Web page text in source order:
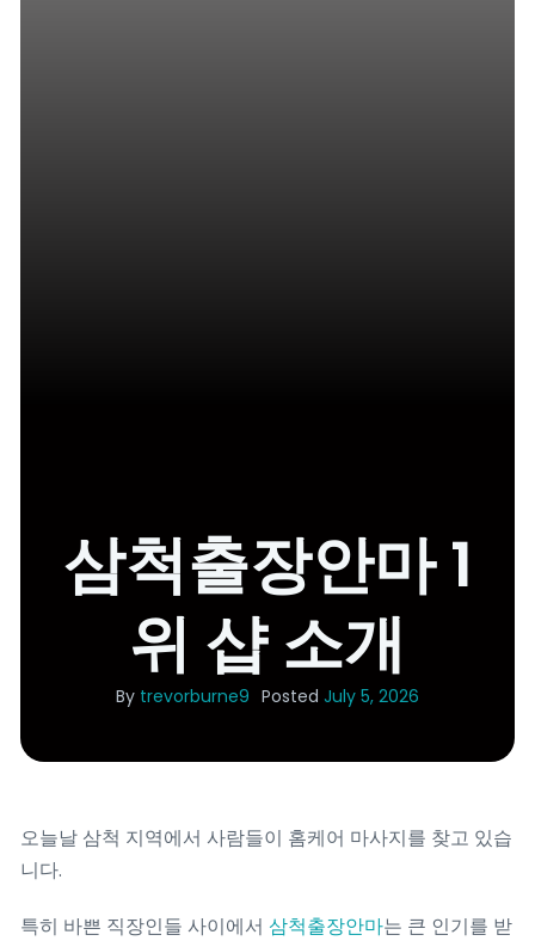
삼척출장안마 1
위 샵 소개
By trevorburne9 Posted July 5, 2026
오늘날 삼척 지역에서 사람들이 홈케어 마사지를 찾고 있습
니다.
특히 바쁜 직장인들 사이에서 삼척출장안마는 큰 인기를 받